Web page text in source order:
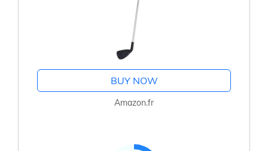
BUY NOW
Amazon.fr